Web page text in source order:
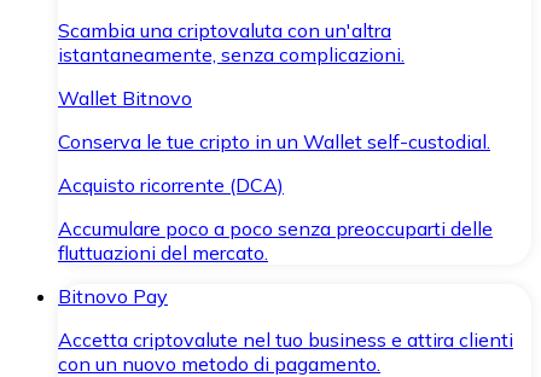
Scambia una criptovaluta con un'altra
istantaneamente, senza complicazioni.
Wallet Bitnovo
Conserva le tue cripto in un Wallet self-custodial.
Acquisto ricorrente (DCA)
Accumulare poco a poco senza preoccuparti delle
fluttuazioni del mercato.
Bitnovo Pay
Accetta criptovalute nel tuo business e attira clienti
con un nuovo metodo di pagamento.